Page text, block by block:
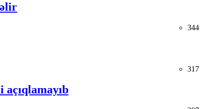
344
317